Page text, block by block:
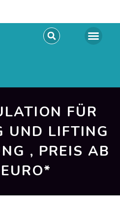
FÜR
UND LIFTING
, PREIS AB